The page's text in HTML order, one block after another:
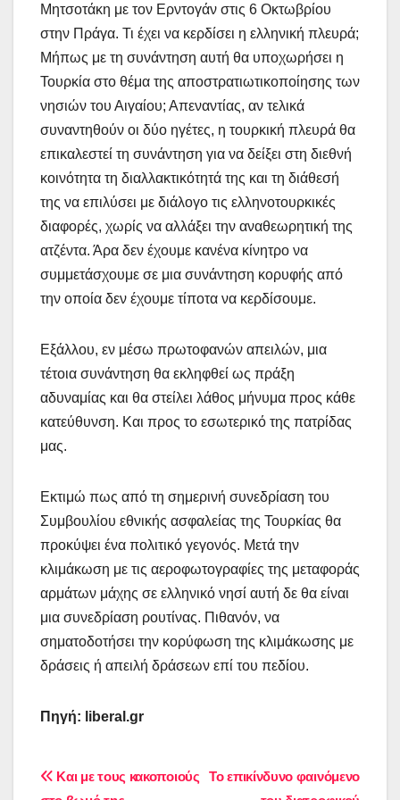
Μητσοτάκη με τον Ερντογάν στις 6 Οκτωβρίου
στην Πράγα. Τι έχει να κερδίσει η ελληνική πλευρά;
Μήπως με τη συνάντηση αυτή θα υποχωρήσει η
Τουρκία στο θέμα της αποστρατιωτικοποίησης των
νησιών του Αιγαίου; Απεναντίας, αν τελικά
συναντηθούν οι δύο ηγέτες, η τουρκική πλευρά θα
επικαλεστεί τη συνάντηση για να δείξει στη διεθνή
κοινότητα τη διαλλακτικότητά της και τη διάθεσή
της να επιλύσει με διάλογο τις ελληνοτουρκικές
διαφορές, χωρίς να αλλάξει την αναθεωρητική της
ατζέντα. Άρα δεν έχουμε κανένα κίνητρο να
συμμετάσχουμε σε μια συνάντηση κορυφής από
την οποία δεν έχουμε τίποτα να κερδίσουμε.
Εξάλλου, εν μέσω πρωτοφανών απειλών, μια
τέτοια συνάντηση θα εκληφθεί ως πράξη
αδυναμίας και θα στείλει λάθος μήνυμα προς κάθε
κατεύθυνση. Και προς το εσωτερικό της πατρίδας
μας.
Εκτιμώ πως από τη σημερινή συνεδρίαση του
Συμβουλίου εθνικής ασφαλείας της Τουρκίας θα
προκύψει ένα πολιτικό γεγονός. Μετά την
κλιμάκωση με τις αεροφωτογραφίες της μεταφοράς
αρμάτων μάχης σε ελληνικό νησί αυτή δε θα είναι
μια συνεδρίαση ρουτίνας. Πιθανόν, να
σηματοδοτήσει την κορύφωση της κλιμάκωσης με
δράσεις ή απειλή δράσεων επί του πεδίου.
Πηγή: liberal.gr
Πλοήγηση
To επικίνδυνο φαινόμενο
Και με τους κακοποιούς